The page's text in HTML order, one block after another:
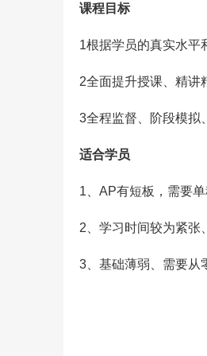
课程目标
1根据学员的真实水平
2全面提升授课、精讲
3全程监督、阶段模拟
适合学员
1、AP有短板，需要
2、学习时间较为紧张
3、基础薄弱、需要从